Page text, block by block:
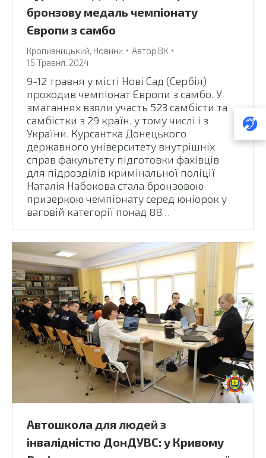
бронзову медаль чемпіонату
Європи з самбо
Кропивницький, Новини Автор ВК
15 Травня, 2024
9-12 травня у місті Нові Сад (Сербія)
проходив чемпіонат Європи з самбо. У
змаганнях взяли участь 523 самбісти та
самбістки з 29 країн, у тому числі і з
України. Курсантка Донецького
державного університету внутрішніх
справ факультету підготовки фахівців
для підрозділів кримінальної поліції
Наталія Набокова стала бронзовою
призеркою чемпіонату серед юніорок у
ваговій категорії понад 88…
Автошкола для людей з
інвалідністю ДонДУВС: у Кривому